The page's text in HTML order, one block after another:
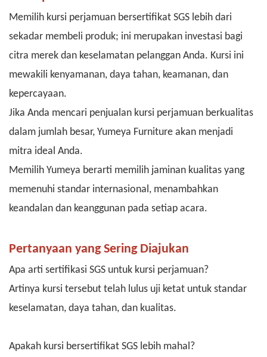
Memilih kursi perjamuan bersertifikat SGS lebih dari
sekadar membeli produk; ini merupakan investasi bagi
citra merek dan keselamatan pelanggan Anda. Kursi ini
mewakili kenyamanan, daya tahan, keamanan, dan
kepercayaan.
Jika Anda mencari penjualan kursi perjamuan berkualitas
dalam jumlah besar, Yumeya Furniture akan menjadi
mitra ideal Anda.
Memilih Yumeya berarti memilih jaminan kualitas yang
memenuhi standar internasional, menambahkan
keandalan dan keanggunan pada setiap acara.
Pertanyaan yang Sering Diajukan
Apa arti sertifikasi SGS untuk kursi perjamuan?
Artinya kursi tersebut telah lulus uji ketat untuk standar
keselamatan, daya tahan, dan kualitas.
Apakah kursi bersertifikat SGS lebih mahal?